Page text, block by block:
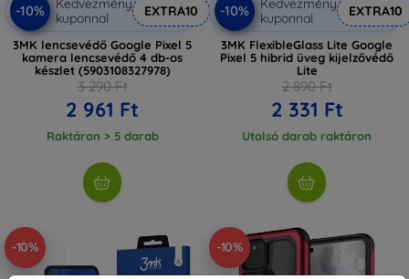
-10%
kuponnal
EXTRA10
3MK lencsevédő Google Pixel 5
kamera lencsevédő 4 db-os
készlet (5903108327978)
3 290 Ft
2 961 Ft
Raktáron > 5 darab
-10%
kuponnal
EXTRA10
3MK FlexibleGlass Lite Google
Pixel 5 hibrid üveg kijelzővédő
Lite
2 890 Ft
2 331 Ft
Utolsó darab raktáron
-10% -10%